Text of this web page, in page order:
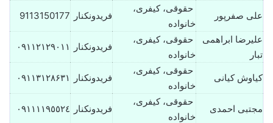
علی صفرپور
حقوقی، کیفری،
خانواده
فریدونکنار 9113150177
علیرضا ابراهمی
تبار
حقوقی، کیفری،
خانواده
فریدونکنار ٠٩١١٢١٢٩٠١١
کیاوش کیانی
حقوقی، کیفری،
خانواده
فریدونکنار ۰۹۱۱۳۱۲۸۶۳۱
مجتبی احمدی
حقوقی، کیفری،
خانواده
فریدونکنار ٠٩١١١١٩٥٥٢٤